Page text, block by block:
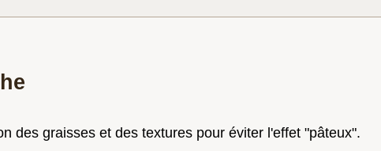
des graisses et des textures pour éviter l'effet "pâteux".